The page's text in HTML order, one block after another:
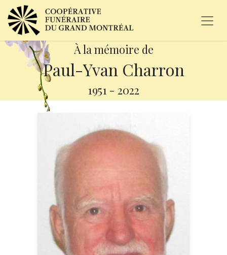
À la mémoire de
Paul-Yvan Charron
1951 - 2022